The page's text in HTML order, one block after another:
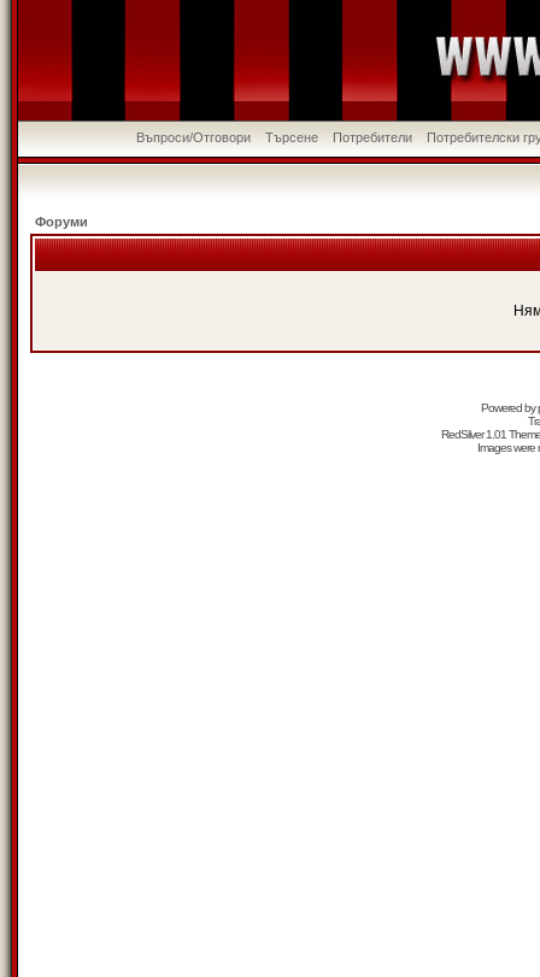
Въпроси/Отговори Търсене Потребители Потребителски
Форуми
Powered by
RedSilver 1.01
Images were